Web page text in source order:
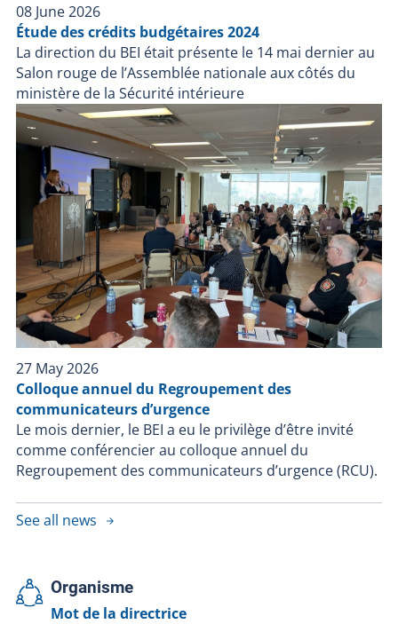
08 June 2026
Étude des crédits budgétaires 2024
La direction du BEI était présente le 14 mai dernier au
Salon rouge de l’Assemblée nationale aux côtés du
ministère de la Sécurité intérieure
27 May 2026
Colloque annuel du Regroupement des
communicateurs d’urgence
Le mois dernier, le BEI a eu le privilège d’être invité
comme conférencier au colloque annuel du
Regroupement des communicateurs d’urgence (RCU).
See all news
Organisme
Mot de la directrice